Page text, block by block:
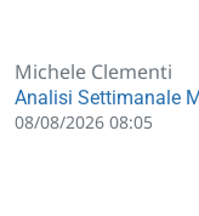
Michele Clementi
Analisi Settimanale
08/08/2026 08:05